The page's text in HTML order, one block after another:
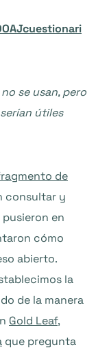
se usan, pero
útiles
de
consultar y
en
cómo
abierto.
la
de la manera
Gold Leaf,
que pregunta